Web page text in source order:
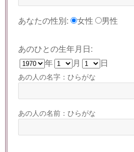
あなたの性別: 女性 男性
あのひとの生年月日:
年
月 日
あの人の名字：ひらがな
あの人の名前：ひらがな